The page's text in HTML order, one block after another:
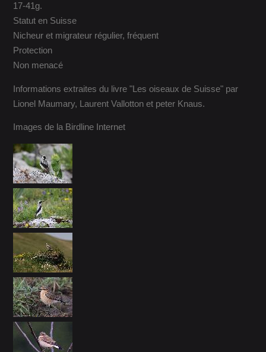
17-41g.
Statut en Suisse
Nicheur et migrateur régulier, fréquent
Protection
Non menacé
Informations extraites du livre "Les oiseaux de Suisse" par
Lionel Maumary, Laurent Vallotton et peter Knaus.
Images de la Birdline Internet